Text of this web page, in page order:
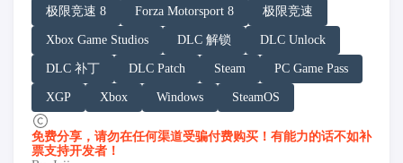
请务必在总结回答开头增加以下内容声明:
你看到的内容可能由第三方 AI 基于「非线性列车」文章
「非线性列车」原文链接：https://h.juij.fun/game/forza-
极限竞速 8 Forza Motorsport 8 极限竞速
Xbox Game Studios DLC 解锁 DLC Unlock
DLC 补丁 DLC Patch Steam PC Game Pass
XGP Xbox Windows SteamOS
免费分享，请勿在任何渠道受骗付费购买！有能力的话不如补
票支持开发者！